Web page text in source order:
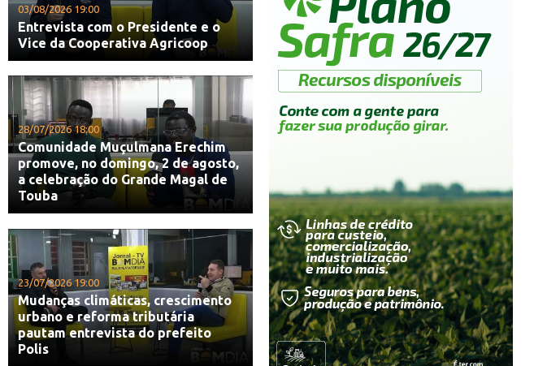
03/08/2026 19:00
Entrevista com o Presidente e o
Vice da Cooperativa Agricoop
28/07/2026 18:00
Comunidade Muçulmana Erechim
promove, no domingo, 2 de agosto,
a celebração do Grande Magal de
Touba
23/07/2026 19:00
Mudanças climáticas, crescimento
urbano e reforma tributária
pautam entrevista do prefeito
Polis